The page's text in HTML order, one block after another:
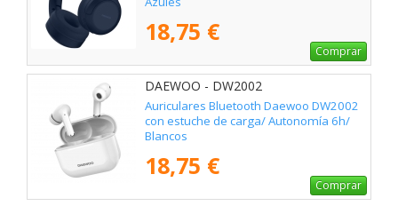
18,75 €
Comprar
DAEWOO - DW2002
Auriculares Bluetooth Daewoo DW2002
con estuche de carga/ Autonomía 6h/
Blancos
18,75 €
Comprar